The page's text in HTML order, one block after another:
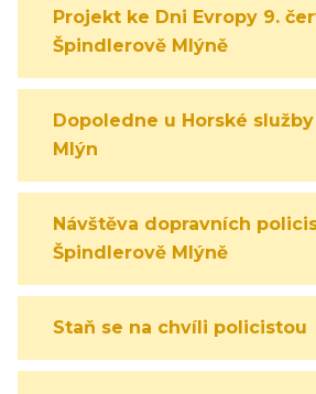
Projekt ke Dni Evropy 9.
Špindlerově Mlýně
Dopoledne u Horské
Mlýn
Návštěva dopravních
Špindlerově Mlýně
Staň se na chvíli policistou